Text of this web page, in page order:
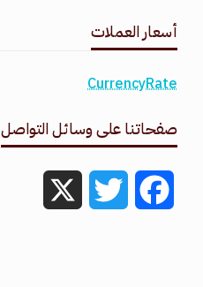
أسعار العملات
CurrencyRate
صفحاتنا على وسائل التواصل
Facebook
Twitter